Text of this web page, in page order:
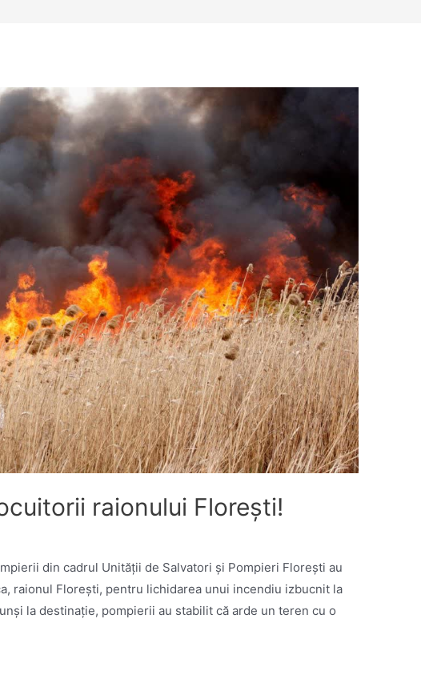
raionului Florești!
din cadrul Unității de Salvatori și Pompieri Florești au
raionul Florești, pentru lichidarea unui incendiu izbucnit la
la destinație, pompierii au stabilit că arde un teren cu o